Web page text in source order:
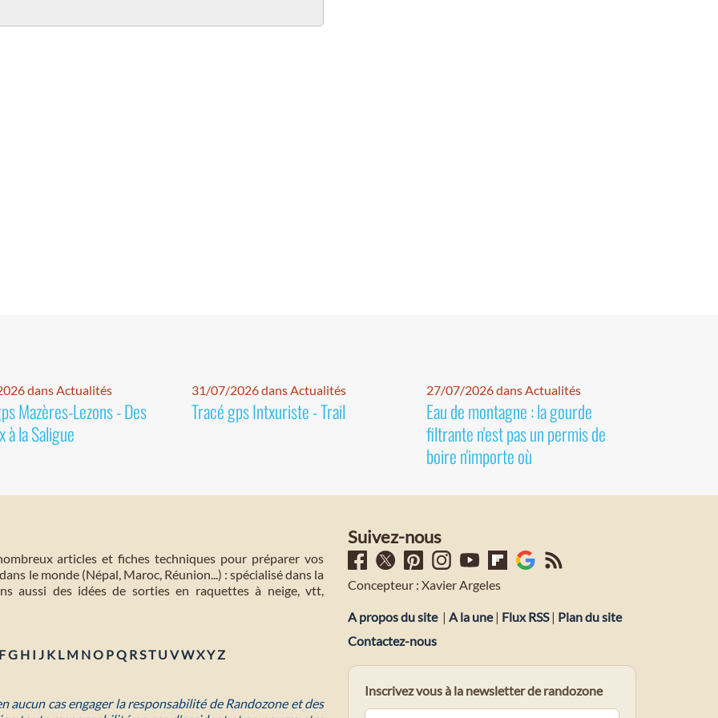
dans Actualités
Mazères-Lezons - Des
à la Saligue
31/07/2026 dans Actualités
Tracé gps Intxuriste - Trail
27/07/2026 dans Actualités
Eau de montagne : la gourde
filtrante n'est pas un permis de
boire n'importe où
articles et fiches techniques pour préparer vos
le monde (Népal, Maroc, Réunion...) : spécialisé dans la
aussi des idées de sorties en raquettes à neige, vtt,
FG H I J K L M NO PQ RST U VWXYZ
cas engager la responsabilité de Randozone et des
Suivez-nous
Concepteur : Xavier Argeles
A propos du site | A la une| Flux RSS| Plan du site
Contactez-nous
Inscrivez vous à la newsletter de randozone